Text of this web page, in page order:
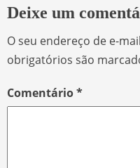
Deixe um
O seu endereço de e-
obrigatórios são
Comentário*